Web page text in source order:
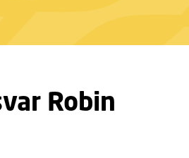
Robin